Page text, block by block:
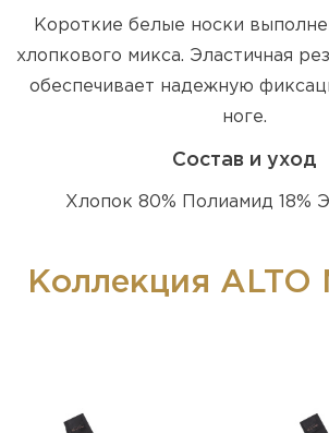
Короткие белые носки
хлопкового микса. Эластичная
обеспечивает надежную
ноге.
Состав и уход
Хлопок 80% Полиамид 18%
Коллекция ALTO